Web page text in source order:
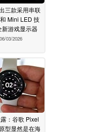
三款采用串联
Mini LED 技
新游戏显示器
06/03/2026
：谷歌 Pixel
型显然是在海